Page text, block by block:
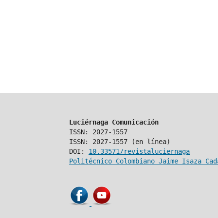
Luciérnaga Comunicación
ISSN: 2027-1557
ISSN: 2027-1557 (en línea)
DOI: 10.33571/revistaluciernaga
Politécnico Colombiano Jaime Isaza